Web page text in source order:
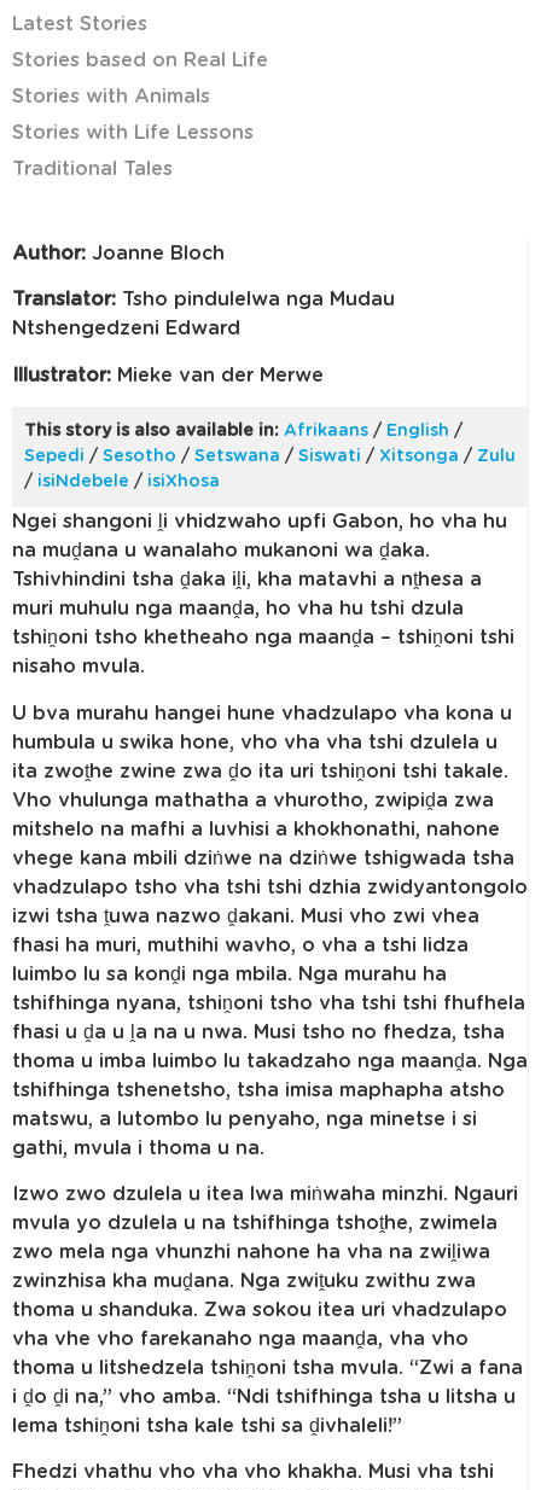
Author: Joanne Bloch
Translator: Tsho pindulelwa nga Mudau
Ntshengedzeni Edward
Illustrator: Mieke van der Merwe
This story is also available in: Afrikaans / English /
Sepedi / Sesotho / Setswana / Siswati / Xitsonga / Zulu
/ isiNdebele / isiXhosa
Ngei shangoni ḽi vhidzwaho upfi Gabon, ho vha hu
na muḓana u wanalaho mukanoni wa ḓaka.
Tshivhindini tsha ḓaka iḽi, kha matavhi a nṱhesa a
muri muhulu nga maanḓa, ho vha hu tshi dzula
tshiṋoni tsho khetheaho nga maanḓa – tshiṋoni tshi
nisaho mvula.
U bva murahu hangei hune vhadzulapo vha kona u
humbula u swika hone, vho vha vha tshi dzulela u
ita zwoṱhe zwine zwa ḓo ita uri tshiṋoni tshi takale.
Vho vhulunga mathatha a vhurotho, zwipiḓa zwa
mitshelo na mafhi a luvhisi a khokhonathi, nahone
vhege kana mbili dziṅwe na dziṅwe tshigwada tsha
vhadzulapo tsho vha tshi tshi dzhia zwidyantongolo
izwi tsha ṱuwa nazwo ḓakani. Musi vho zwi vhea
fhasi ha muri, muthihi wavho, o vha a tshi lidza
luimbo lu sa konḓi nga mbila. Nga murahu ha
tshifhinga nyana, tshiṋoni tsho vha tshi tshi fhufhela
fhasi u ḓa u ḽa na u nwa. Musi tsho no fhedza, tsha
thoma u imba luimbo lu takadzaho nga maanḓa. Nga
tshifhinga tshenetsho, tsha imisa maphapha atsho
matswu, a lutombo lu penyaho, nga minetse i si
gathi, mvula i thoma u na.
Izwo zwo dzulela u itea lwa miṅwaha minzhi. Ngauri
mvula yo dzulela u na tshifhinga tshoṱhe, zwimela
zwo mela nga vhunzhi nahone ha vha na zwiḽiwa
zwinzhisa kha muḓana. Nga zwiṱuku zwithu zwa
thoma u shanduka. Zwa sokou itea uri vhadzulapo
vha vhe vho farekanaho nga maanḓa, vha vho
thoma u litshedzela tshiṋoni tsha mvula. “Zwi a fana
i ḓo ḓi na,” vho amba. “Ndi tshifhinga tsha u litsha u
lema tshiṋoni tsha kale tshi sa ḓivhaleli!”
Fhedzi vhathu vho vha vho khakha. Musi vha tshi
Latest Stories
Stories based on Real Life
Stories with Animals
Stories with Life Lessons
Traditional Tales